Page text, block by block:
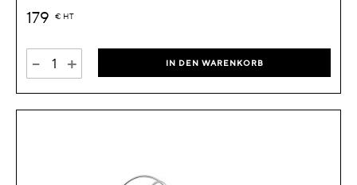
179 € HT
- + IN DEN WARENKORB